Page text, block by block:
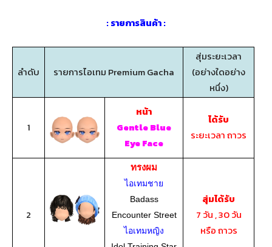
: รายการสินค้า :
ลำดับ รายการไอเทม Premium Gacha
สุ่มระยะเวลา
(อย่างใดอย่าง
หนึ่ง)
1
หน้า
Gentle Blue
Eye Face
ได้รับ
ระยะเวลา ถาวร
2
ทรงผม
ไอเทมชาย
Badass
Encounter Street
ไอเทมหญิง
สุ่มได้รับ
7 วัน , 30 วัน
หรือ ถาวร